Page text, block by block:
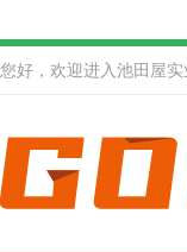
您好，欢迎进入池田屋